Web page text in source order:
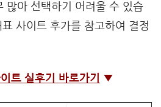
많아 선택하기 어려울 수 있습
사이트 후가를 참고하여 결정
트 실후기 바로가기 ▼